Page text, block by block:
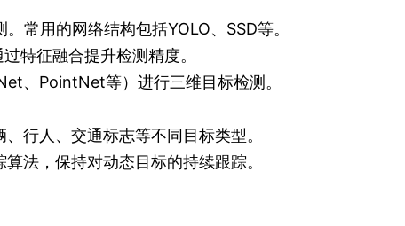
常用的网络结构包括YOLO、SSD等。
特征融合提升检测精度。
、PointNet等）进行三维目标检测。
行人、交通标志等不同目标类型。
法，保持对动态目标的持续跟踪。